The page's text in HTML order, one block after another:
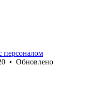
персоналом
• Обновлено